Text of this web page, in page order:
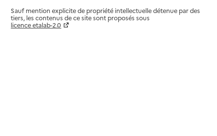
Sauf mention explicite de propriété intellectuelle détenue par des
tiers, les contenus de ce site sont proposés sous
licence etalab-2.0